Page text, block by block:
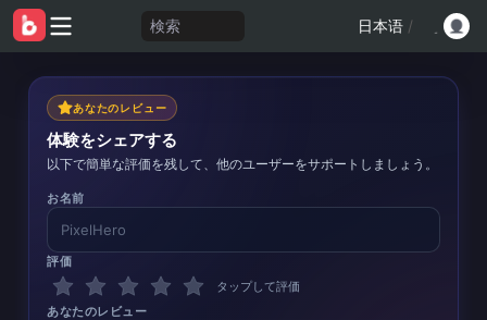
検索 日本语 /
あなたのレビュー
体験をシェアする
以下で簡単な評価を残して、他のユーザーをサポートしましょう。
お名前
評価
タップして評価
あなたのレビュー